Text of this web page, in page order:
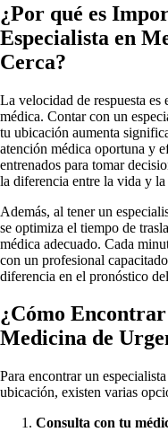
¿Por qué es
Especialista en
Cerca?
La velocidad de respuesta es
médica. Contar con un
tu ubicación aumenta
atención médica oportuna y
entrenados para tomar
la diferencia entre la vida y la
Además, al tener un
se optimiza el tiempo de
médica adecuado. Cada
con un profesional
diferencia en el pronóstico
¿Cómo
Medicina de
Para encontrar un
ubicación, existen varias
Consulta con tu